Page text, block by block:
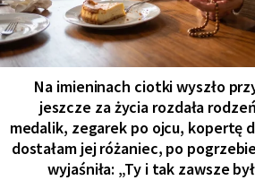
Na imieninach ciotki wyszło
jeszcze za życia rozdała
medalik, zegarek po ojcu, kopertę
dostałam jej różaniec, po
wyjaśniła: „Ty i tak zawsze